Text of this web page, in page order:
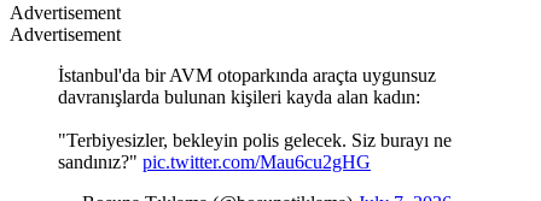
Advertisement
Advertisement
İstanbul'da bir AVM otoparkında araçta uygunsuz
davranışlarda bulunan kişileri kayda alan kadın:
"Terbiyesizler, bekleyin polis gelecek. Siz burayı ne
sandınız?" pic.twitter.com/Mau6cu2gHG